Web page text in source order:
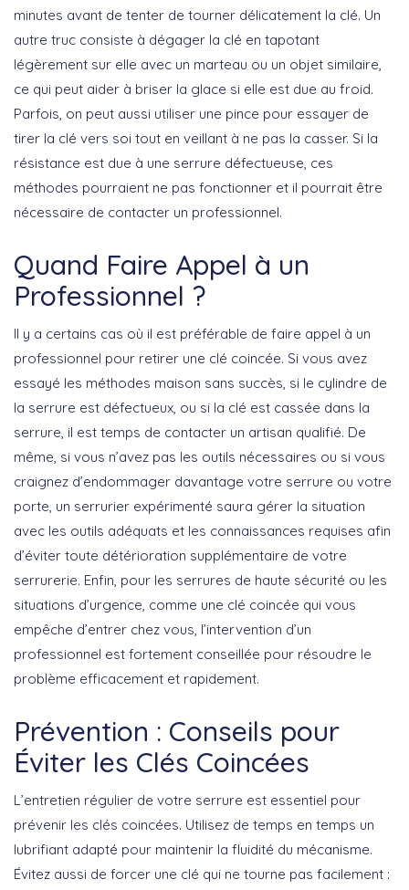
minutes avant de tenter de tourner délicatement la clé. Un
autre truc consiste à dégager la clé en tapotant
légèrement sur elle avec un marteau ou un objet similaire,
ce qui peut aider à briser la glace si elle est due au froid.
Parfois, on peut aussi utiliser une pince pour essayer de
tirer la clé vers soi tout en veillant à ne pas la casser. Si la
résistance est due à une serrure défectueuse, ces
méthodes pourraient ne pas fonctionner et il pourrait être
nécessaire de contacter un professionnel.
Quand Faire Appel à un
Professionnel ?
Il y a certains cas où il est préférable de faire appel à un
professionnel pour retirer une clé coincée. Si vous avez
essayé les méthodes maison sans succès, si le cylindre de
la serrure est défectueux, ou si la clé est cassée dans la
serrure, il est temps de contacter un artisan qualifié. De
même, si vous n’avez pas les outils nécessaires ou si vous
craignez d’endommager davantage votre serrure ou votre
porte, un serrurier expérimenté saura gérer la situation
avec les outils adéquats et les connaissances requises afin
d’éviter toute détérioration supplémentaire de votre
serrurerie. Enfin, pour les serrures de haute sécurité ou les
situations d’urgence, comme une clé coincée qui vous
empêche d’entrer chez vous, l’intervention d’un
professionnel est fortement conseillée pour résoudre le
problème efficacement et rapidement.
Prévention : Conseils pour
Éviter les Clés Coincées
L’entretien régulier de votre serrure est essentiel pour
prévenir les clés coincées. Utilisez de temps en temps un
lubrifiant adapté pour maintenir la fluidité du mécanisme.
Évitez aussi de forcer une clé qui ne tourne pas facilement :